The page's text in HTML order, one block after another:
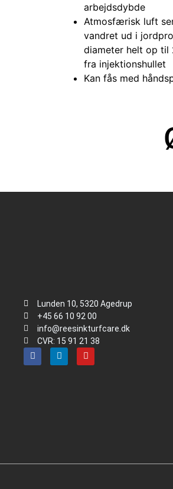
arbejdsdybde
Atmosfærisk luft
vandret ud i
diameter helt op til
fra injektionshullet
Kan fås med
Lunden 10, 5320 Agedrup
+45 66 10 92 00
info@reesinkturfcare.dk
CVR: 15 91 21 38